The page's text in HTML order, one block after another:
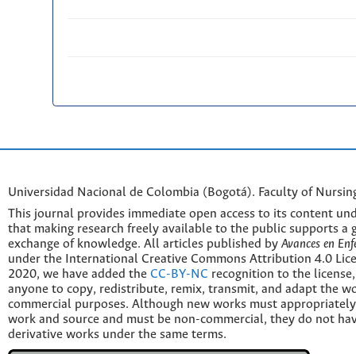
Universidad Nacional de Colombia (Bogotá). Faculty of
This journal provides immediate open access to its content
that making research freely available to the public supports a
exchange of knowledge. All articles published by Avances en
under the International Creative Commons Attribution 4.0
2020, we have added the CC-BY-NC recognition to the
anyone to copy, redistribute, remix, transmit, and adapt the
commercial purposes. Although new works must
work and source and must be non-commercial, they do not
derivative works under the same terms.